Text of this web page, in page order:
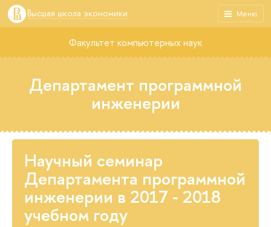
Меню
Высшая школа экономики
Факультет компьютерных наук
Департамент программной
инженерии
Научный семинар
Департамента программной
инженерии в 2017 - 2018
учебном году